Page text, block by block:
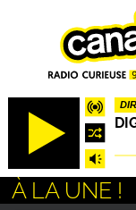
À LA UNE !